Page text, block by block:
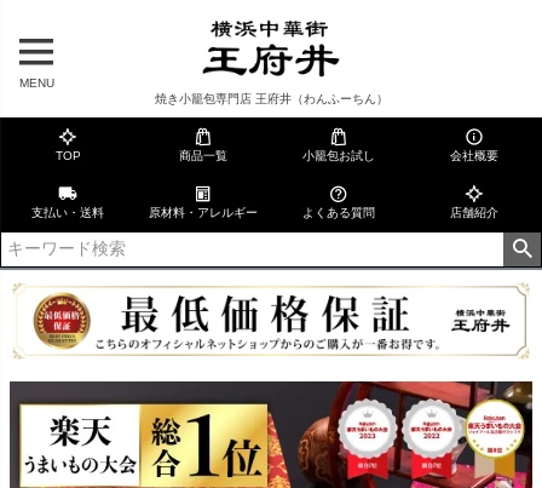
MENU
焼き小籠包専門店 王府井（わんふーちん）
TOP 商品一覧 小籠包お試し 会社概要
支払い・送料 原材料・アレルギー よくある質問 店舗紹介